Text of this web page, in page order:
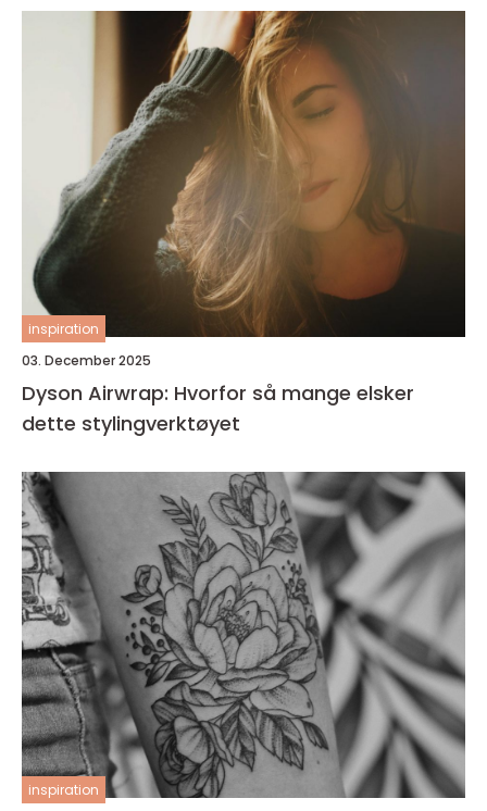
inspiration
03. December 2025
Dyson Airwrap: Hvorfor så mange elsker
dette stylingverktøyet
inspiration